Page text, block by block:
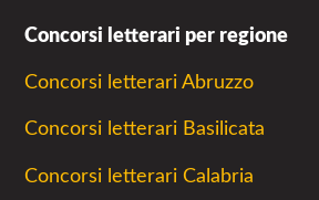
Concorsi letterari per regione
Concorsi letterari Abruzzo
Concorsi letterari Basilicata
Concorsi letterari Calabria